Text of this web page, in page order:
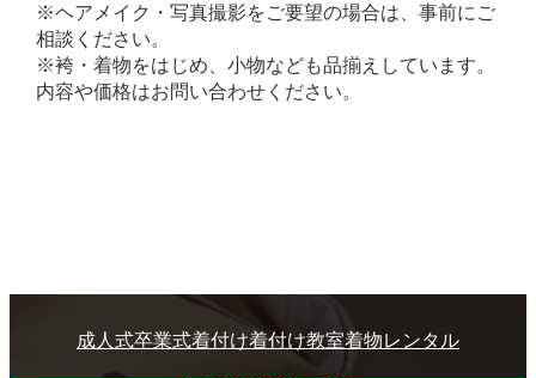
※ヘアメイク・写真撮影をご要望の場合は、事前にご
相談ください。
※袴・着物をはじめ、小物なども品揃えしています。
内容や価格はお問い合わせください。
成人式卒業式着付け着付け教室着物レンタル